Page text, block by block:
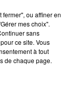
ou affiner en
mes choix".
sans
ce site. Vous
à tout
de chaque page.